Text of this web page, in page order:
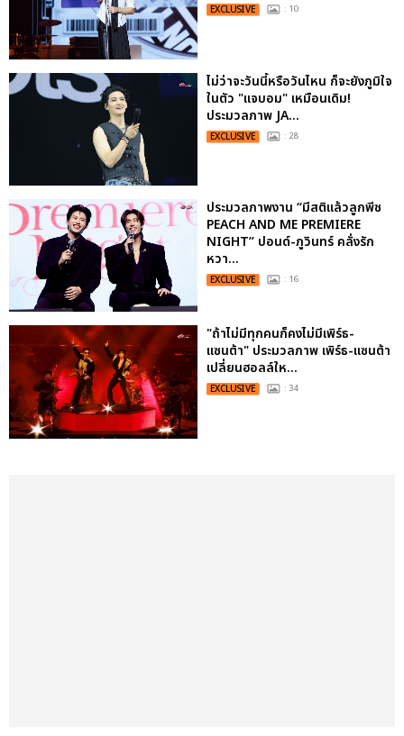
EXCLUSIVE : 10
ไม่ว่าจะวันนี้หรือวันไหน ก็จะยังภูมิใจ
ในตัว "แจบอม" เหมือนเดิม!
ประมวลภาพ JA...
EXCLUSIVE : 28
ประมวลภาพงาน “มีสติแล้วลูกพีช
PEACH AND ME PREMIERE
NIGHT” ปอนด์-ภูวินทร์ คลั่งรัก
หวา...
EXCLUSIVE : 16
"ถ้าไม่มีทุกคนก็คงไม่มีเพิร์ธ-
แซนต้า" ประมวลภาพ เพิร์ธ-แซนต้า
เปลี่ยนฮอลล์ให...
EXCLUSIVE : 34